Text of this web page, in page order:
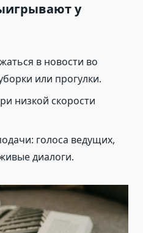
у
в новости во
или прогулки.
низкой скорости
голоса ведущих,
диалоги.